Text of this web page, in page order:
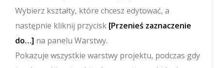
Wybierz kształty, które chcesz edytować, a
następnie kliknij przycisk [Przenieś zaznaczenie
do…] na panelu Warstwy.
Pokazuje wszystkie warstwy projektu, podczas gdy